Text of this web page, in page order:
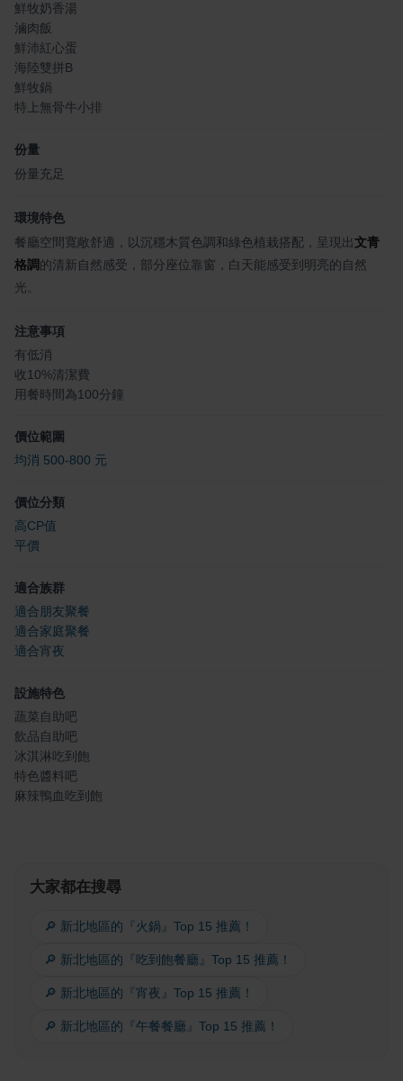
鮮牧奶香湯
滷肉飯
鮮沛紅心蛋
海陸雙拼B
鮮牧鍋
特上無骨牛小排
份量
份量充足
環境特色
餐廳空間寬敞舒適，以沉穩木質色調和綠色植栽搭配，呈現出文青
格調的清新自然感受，部分座位靠窗，白天能感受到明亮的自然
光。
注意事項
有低消
收10%清潔費
用餐時間為100分鐘
價位範圍
均消 500-800 元
價位分類
高CP值
平價
適合族群
適合朋友聚餐
適合家庭聚餐
適合宵夜
設施特色
蔬菜自助吧
飲品自助吧
冰淇淋吃到飽
特色醬料吧
麻辣鴨血吃到飽
大家都在搜尋
🔎 新北地區的『火鍋』Top 15 推薦！
🔎 新北地區的『吃到飽餐廳』Top 15 推薦！
🔎 新北地區的『宵夜』Top 15 推薦！
🔎 新北地區的『午餐餐廳』Top 15 推薦！